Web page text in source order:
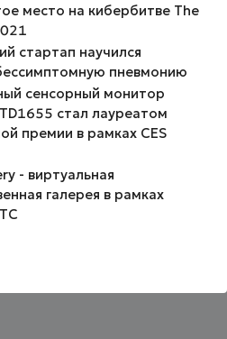
место на кибербитве The
стартап научился
пневмонию
сенсорный монитор
стал лауреатом
премии в рамках CES
- виртуальная
галерея в рамках